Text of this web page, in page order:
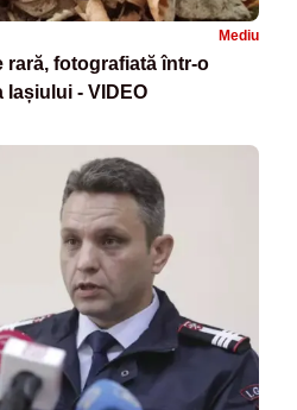
Mediu
rară, fotografiată într-o
Iașiului - VIDEO